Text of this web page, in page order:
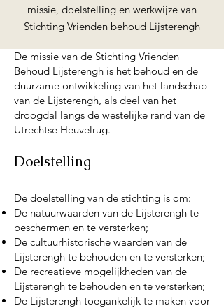
missie, doelstelling en werkwijze van
Stichting Vrienden behoud Lijsterengh
De missie van de Stichting Vrienden
Behoud Lijsterengh is het behoud en de
duurzame ontwikkeling van het landschap
van de Lijsterengh, als deel van het
droogdal langs de westelijke rand van de
Utrechtse Heuvelrug.
Doelstelling
De doelstelling van de stichting is om:
De natuurwaarden van de Lijsterengh te
beschermen en te versterken;
De cultuurhistorische waarden van de
Lijsterengh te behouden en te versterken;
De recreatieve mogelijkheden van de
Lijsterengh te behouden en te versterken;
De Lijsterengh toegankelijk te maken voor